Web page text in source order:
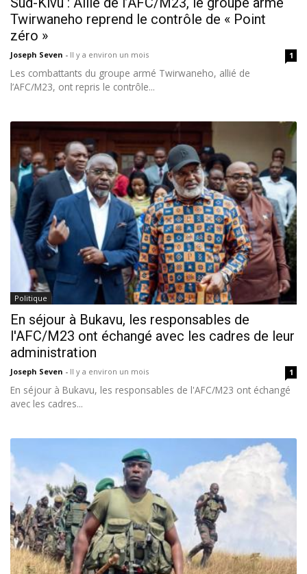
Twirwaneho reprend le contrôle de « Point
zéro »
Joseph Seven - Il y a environ un mois 1
Les combattants du groupe armé Twirwaneho, allié de
l’AFC/M23, ont repris le contrôle...
Politique
En séjour à Bukavu, les responsables de
l'AFC/M23 ont échangé avec les cadres de leur
administration
Joseph Seven - Il y a environ un mois 1
En séjour à Bukavu, les responsables de l'AFC/M23 ont échangé
avec les cadres...